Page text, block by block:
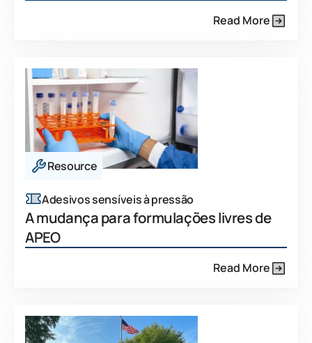
Read More
Resource
Adesivos sensíveis à pressão
A mudança para formulações livres de
APEO
Read More